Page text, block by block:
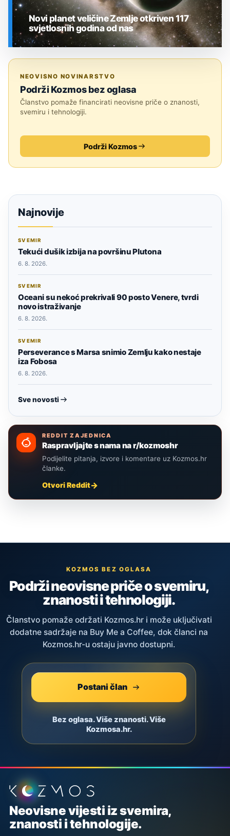
Novi planet veličine Zemlje otkriven 117
svjetlosnih godina od nas
NEOVISNO NOVINARSTVO
Podrži Kozmos bez oglasa
Članstvo pomaže financirati neovisne priče o znanosti,
svemiru i tehnologiji.
Podrži Kozmos
Najnovije
SVEMIR
Tekući dušik izbija na površinu Plutona
6. 8. 2026.
SVEMIR
Oceani su nekoć prekrivali 90 posto Venere, tvrdi
novo istraživanje
6. 8. 2026.
SVEMIR
Perseverance s Marsa snimio Zemlju kako nestaje
iza Fobosa
6. 8. 2026.
Sve novosti
REDDIT ZAJEDNICA
Raspravljajte s nama na r/kozmoshr
Podijelite pitanja, izvore i komentare uz Kozmos.hr
članke.
Otvori Reddit
KOZMOS BEZ OGLASA
Podrži neovisne priče o svemiru,
znanosti i tehnologiji.
Članstvo pomaže održati Kozmos.hr i može uključivati
dodatne sadržaje na Buy Me a Coffee, dok članci na
Kozmos.hr-u ostaju javno dostupni.
Postani član
Bez oglasa. Više znanosti. Više
Kozmosa.hr.
Podnožje stranice
Neovisne vijesti iz svemira,
znanosti i tehnologije.